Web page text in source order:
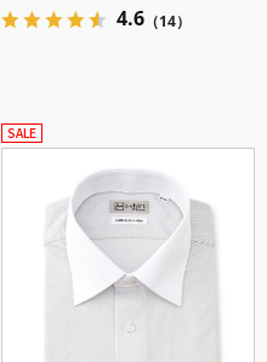
4.6 （14）
SALE